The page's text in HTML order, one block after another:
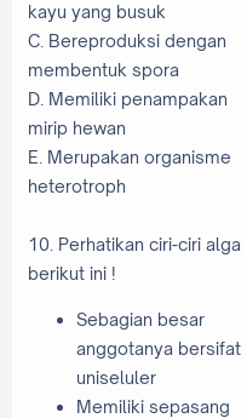
kayu yang busuk
C. Bereproduksi dengan
membentuk spora
D. Memiliki penampakan
mirip hewan
E. Merupakan organisme
heterotroph
10. Perhatikan ciri-ciri alga
berikut ini !
Sebagian besar
anggotanya bersifat
uniseluler
Memiliki sepasang